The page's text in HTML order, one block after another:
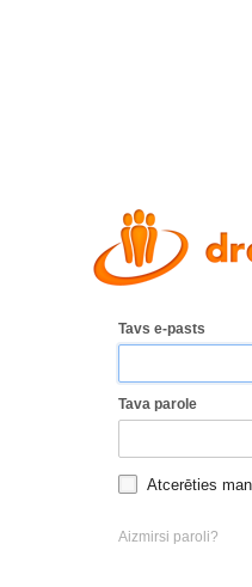
Tavs e-pasts
Tava parole
Atcerēties
Aizmirsi paroli?